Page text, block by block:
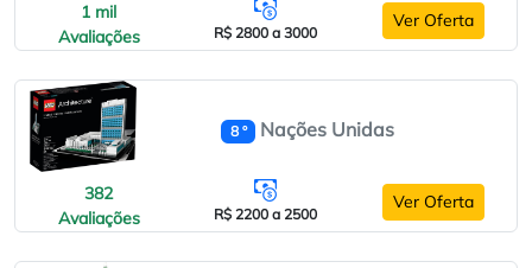
1 mil
Avaliações
R$ 2800 a 3000
Ver Oferta
8 º Nações Unidas
382
Avaliações
R$ 2200 a 2500
Ver Oferta